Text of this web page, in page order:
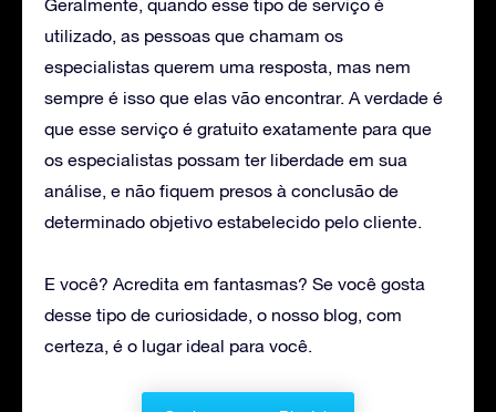
Geralmente, quando esse tipo de serviço é
utilizado, as pessoas que chamam os
especialistas querem uma resposta, mas nem
sempre é isso que elas vão encontrar. A verdade é
que esse serviço é gratuito exatamente para que
os especialistas possam ter liberdade em sua
análise, e não fiquem presos à conclusão de
determinado objetivo estabelecido pelo cliente.
E você? Acredita em fantasmas? Se você gosta
desse tipo de curiosidade, o nosso blog, com
certeza, é o lugar ideal para você.